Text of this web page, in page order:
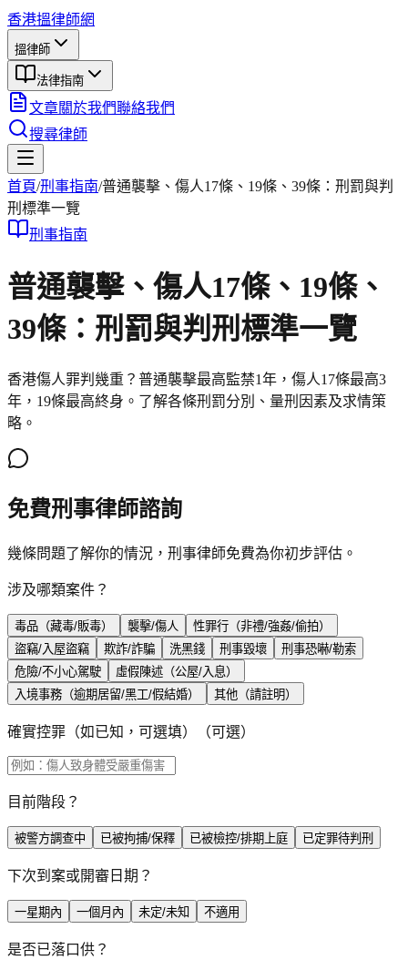
香港搵律師網
搵律師
法律指南
文章關於我們聯絡我們
搜尋律師
首頁/刑事指南/普通襲擊、傷人17條、19條、39條：刑罰與判
刑標準一覽
刑事指南
普通襲擊、傷人17條、19條、
39條：刑罰與判刑標準一覽
香港傷人罪判幾重？普通襲擊最高監禁1年，傷人17條最高3
年，19條最高終身。了解各條刑罰分別、量刑因素及求情策
略。
免費刑事律師諮詢
幾條問題了解你的情況，刑事律師免費為你初步評估。
涉及哪類案件？
毒品（藏毒/販毒） 襲擊/傷人
性罪行（非禮/強姦/偷拍）
盜竊/入屋盜竊
欺詐/詐騙 洗黑錢 刑事毀壞
刑事恐嚇/勒索
危險/不小心駕駛
虛假陳述（公屋/入息）
入境事務（逾期居留/黑工/假結婚）
其他（請註明）
確實控罪（如已知，可選填） （可選）
目前階段？
被警方調查中 已被拘捕/保釋 已被檢控/排期上庭 已定罪待判刑
下次到案或開審日期？
一星期內 一個月內 未定/未知 不適用
是否已落口供？